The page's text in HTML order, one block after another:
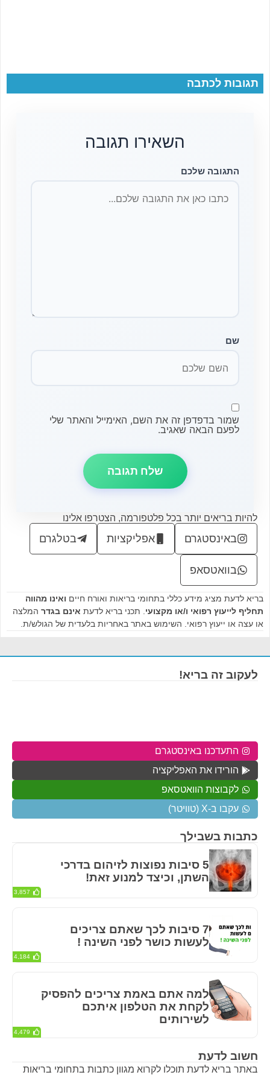
תגובות לכתבה
השאירו תגובה
התגובה שלכם
שם
שמור בדפדפן זה את השם, האימייל והאתר שלי
לפעם הבאה שאגיב.
להיות בריאים יותר בכל פלטפורמה, הצטרפו אלינו
באינסטגרם אפליקציות בטלגרם
בוואטסאפ
בריא לדעת מציג מידע כללי בתחומי בריאות ואורח חיים ואינו מהווה
תחליף לייעוץ רפואי ו/או מקצועי . תכני בריא לדעת אינם בגדר המלצה
או עצה או ייעוץ רפואי. השימוש באתר באחריות בלעדית של הגולש/ת.
חשוב לדעת
באתר בריא לדעת תוכלו לקרוא מגוון כתבות בתחומי בריאות
כתבות בשבילך
5 סיבות נפוצות לזיהום בדרכי
השתן, וכיצד למנוע זאת!
3,857
7 סיבות לכך שאתם צריכים
לעשות כושר לפני השינה !
4,184
למה אתם באמת צריכים להפסיק
לקחת את הטלפון איתכם
לשירותים
4,479
לעקוב זה בריא!
התעדכנו באינסטגרם
הורידו את האפליקציה
לקבוצות הוואטסאפ
עקבו ב-X (טוויטר)